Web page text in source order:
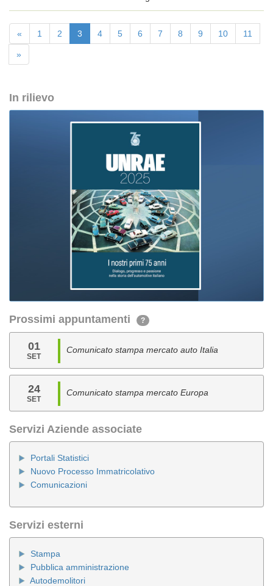
« 1 2 3 4 5 6 7 8 9 10 11
»
In rilievo
Prossimi appuntamenti ?
01
SET
Comunicato stampa mercato auto Italia
24
SET
Comunicato stampa mercato Europa
Servizi Aziende associate
Portali Statistici
Nuovo Processo Immatricolativo
Comunicazioni
Servizi esterni
Stampa
Pubblica amministrazione
Autodemolitori